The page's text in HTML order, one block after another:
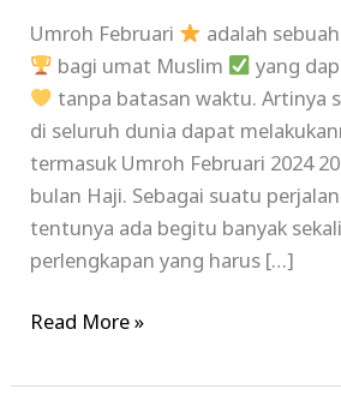
Umroh Februari
adalah
bagi umat Muslim
yang
tanpa batasan waktu. Artinya
di seluruh dunia dapat
termasuk Umroh Februari 2024
bulan Haji. Sebagai suatu
tentunya ada begitu banyak
perlengkapan yang harus […]
Read More »